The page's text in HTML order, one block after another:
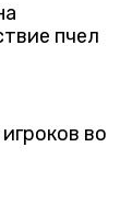
пчел
во